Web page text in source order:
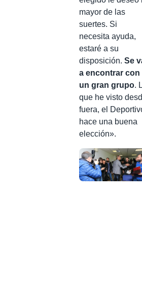
mayor de las
suertes. Si
necesita ayuda,
estaré a su
disposición. Se
a encontrar con
un gran grupo.
que he visto
fuera, el
hace una buena
elección».